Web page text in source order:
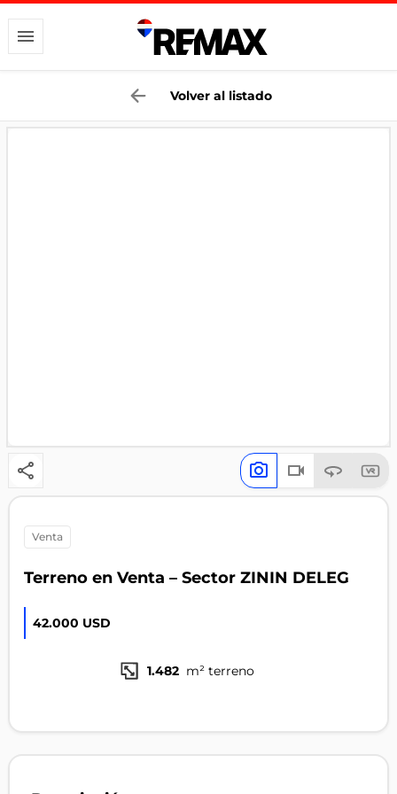
Volver al listado
venta
Terreno en Venta – Sector ZININ DELEG
42.000 USD
1.482 m² terreno